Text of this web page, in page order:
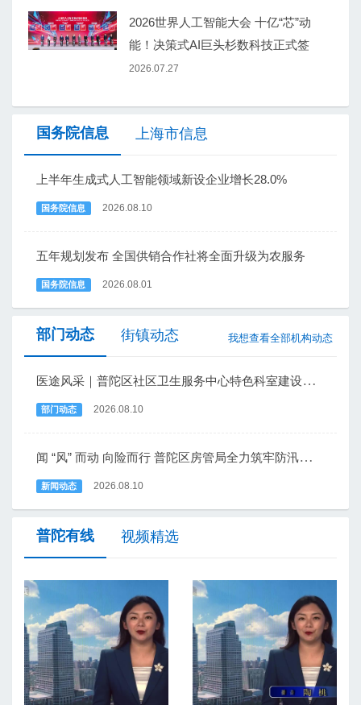
2026世界人工智能大会 十亿“芯”动
能！决策式AI巨头杉数科技正式签
约上海普陀
2026.07.27
国务院信息 上海市信息
上半年生成式人工智能领域新设企业增长28.0%
国务院信息 2026.08.10
五年规划发布 全国供销合作社将全面升级为农服务
国务院信息 2026.08.01
部门动态 街镇动态
医途风采｜普陀区社区卫生服务中心特色科室建设专题讨论会顺利召开
部门动态 2026.08.10
闻 “风” 而动 向险而行 普陀区房管局全力筑牢防汛防台坚固防线
新闻动态 2026.08.10
部门 普陀商务 普陀教育 普陀科技 普陀民政
普陀司法 普陀人社
普陀卫生健康 普陀市场监管 普陀国资
普陀体育
街道 长寿路街道
真如镇街道 万里街道
我想查看全部机构动态
普陀有线 视频精选